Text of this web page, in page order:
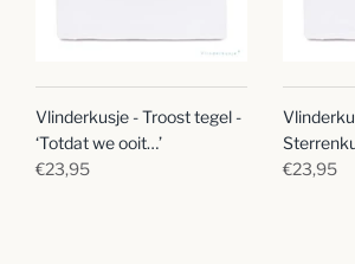
Vlinderkusje - Troost tegel -
‘Totdat we ooit…’
€23,95
€23,95